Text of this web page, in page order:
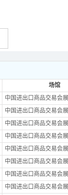
场馆
中国进出口商品交易会
中国进出口商品交易会
中国进出口商品交易会
中国进出口商品交易会
中国进出口商品交易会
中国进出口商品交易会
中国进出口商品交易会
中国进出口商品交易会